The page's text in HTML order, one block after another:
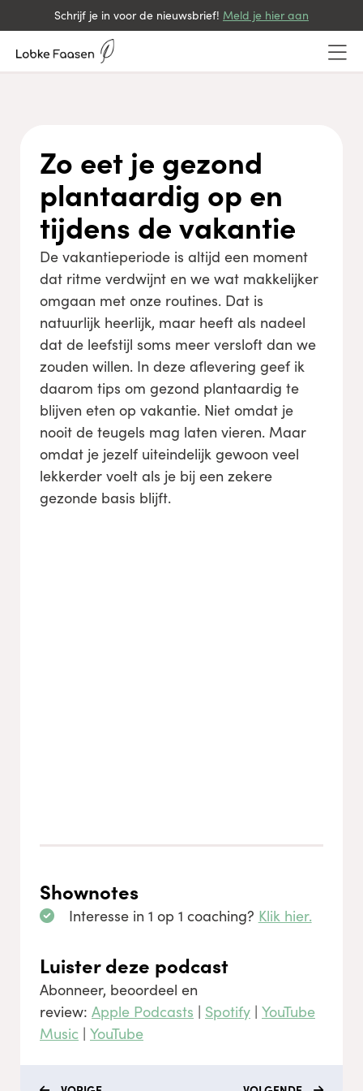
Schrijf je in voor de nieuwsbrief! Meld je hier aan
Zo eet je gezond
plantaardig op en
tijdens de vakantie
De vakantieperiode is altijd een moment
dat ritme verdwijnt en we wat makkelijker
omgaan met onze routines. Dat is
natuurlijk heerlijk, maar heeft als nadeel
dat de leefstijl soms meer versloft dan we
zouden willen. In deze aflevering geef ik
daarom tips om gezond plantaardig te
blijven eten op vakantie. Niet omdat je
nooit de teugels mag laten vieren. Maar
omdat je jezelf uiteindelijk gewoon veel
lekkerder voelt als je bij een zekere
gezonde basis blijft.
Shownotes
Interesse in 1 op 1 coaching? Klik hier.
Luister deze podcast
Abonneer, beoordeel en
review: Apple Podcasts | Spotify | YouTube
Music | YouTube